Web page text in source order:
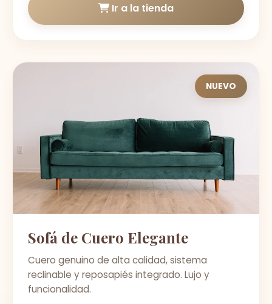
Ir a la tienda
NUEVO
Sofá de Cuero Elegante
Cuero genuino de alta calidad, sistema
reclinable y reposapiés integrado. Lujo y
funcionalidad.